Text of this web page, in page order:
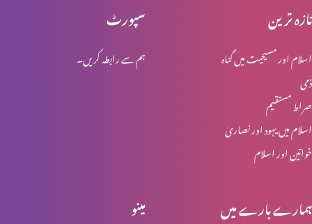
یسوع مسیح کی گرفتاری اور عدالت
سپورٹ
ہم سے رابطہ کریں۔
تازہ ترین
اسلام اور مسیحیت میں گناہ
ذمی
صراط مستقیم
اسلام میں یہود اور نصاریٰ
خواتین اور اسلام
مینو ہمارے بارے میں